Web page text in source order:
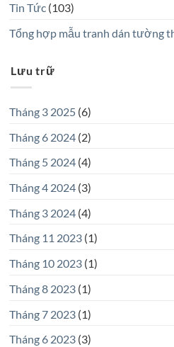
Tin Tức(103)
Tổng hợp mẫu tranh dán tường
Lưu trữ
Tháng 3 2025(6)
Tháng 6 2024(2)
Tháng 5 2024(4)
Tháng 4 2024(3)
Tháng 3 2024(4)
Tháng 11 2023(1)
Tháng 10 2023(1)
Tháng 8 2023(1)
Tháng 7 2023(1)
Tháng 6 2023(3)